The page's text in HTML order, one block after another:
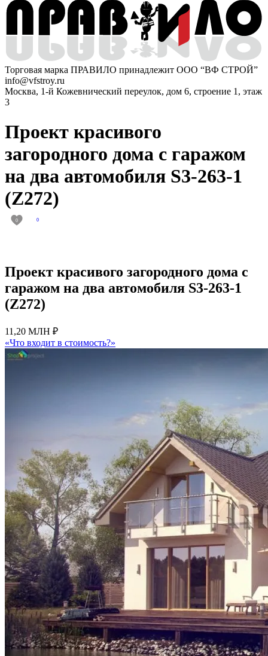
Торговая марка ПРАВИЛО принадлежит ООО “ВФ СТРОЙ”
info@vfstroy.ru
Москва, 1-й Кожевнический переулок, дом 6, строение 1, этаж
3
Проект красивого
загородного дома с гаражом
на два автомобиля S3-263-1
(Z272)
0 0
Проект красивого загородного дома с
гаражом на два автомобиля S3-263-1
(Z272)
11,20 МЛН ₽
«Что входит в стоимость?»